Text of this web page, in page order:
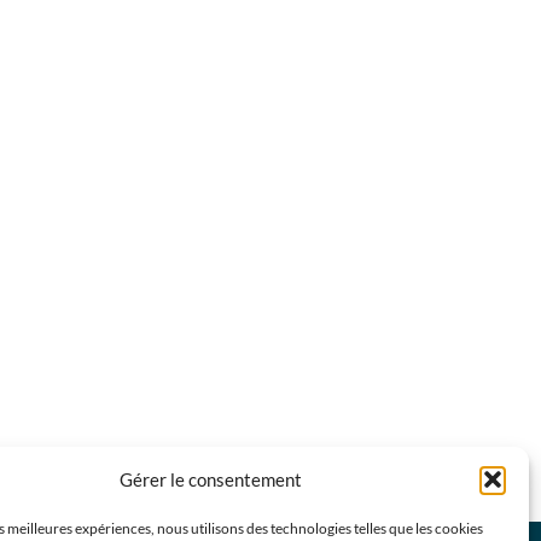
Gérer le consentement
meilleures expériences, nous utilisons des technologies telles que les cookies